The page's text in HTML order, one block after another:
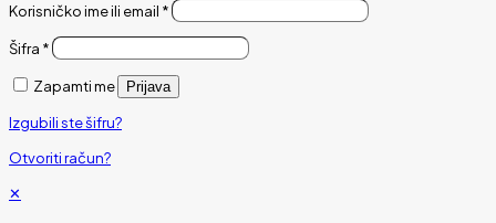
Korisničko ime ili email *
Šifra *
Zapamti me Prijava
Izgubili ste šifru?
Otvoriti račun?
✕